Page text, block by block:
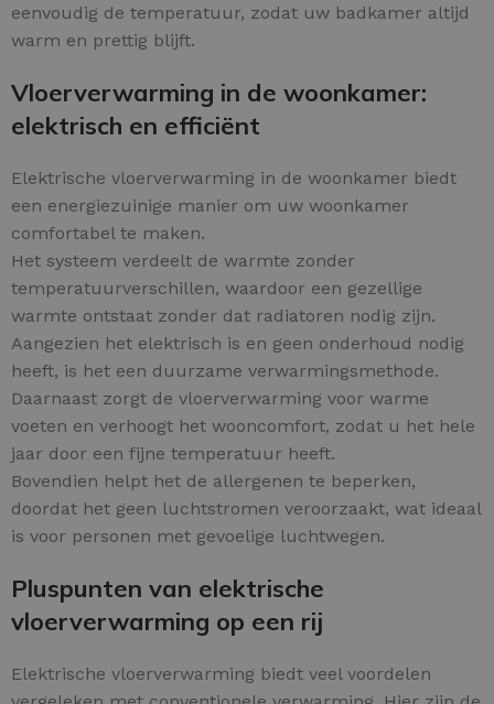
eenvoudig de temperatuur, zodat uw badkamer altijd
warm en prettig blijft.
Vloerverwarming in de woonkamer:
elektrisch en efficiënt
Elektrische vloerverwarming in de woonkamer biedt
een energiezuinige manier om uw woonkamer
comfortabel te maken.
Het systeem verdeelt de warmte zonder
temperatuurverschillen, waardoor een gezellige
warmte ontstaat zonder dat radiatoren nodig zijn.
Aangezien het elektrisch is en geen onderhoud nodig
heeft, is het een duurzame verwarmingsmethode.
Daarnaast zorgt de vloerverwarming voor warme
voeten en verhoogt het wooncomfort, zodat u het hele
jaar door een fijne temperatuur heeft.
Bovendien helpt het de allergenen te beperken,
doordat het geen luchtstromen veroorzaakt, wat ideaal
is voor personen met gevoelige luchtwegen.
Pluspunten van elektrische
vloerverwarming op een rij
Elektrische vloerverwarming biedt veel voordelen